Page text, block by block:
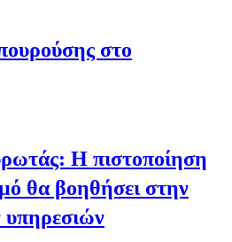
στο
Η πιστοποίηση
θα βοηθήσει στην
υπηρεσιών